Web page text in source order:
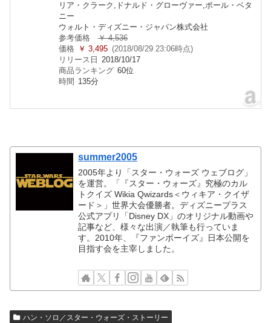
リア・クラーク,ドナルド・グローヴァー,ポール・ベタ
ニー
ウォルト・ディズニー・ジャパン株式会社
参考価格
￥ 4,536
価格
￥ 3,495 (2018/08/29 23:06時点)
リリース日
2018/10/17
商品ランキング 60位
時間
135分
summer2005
2005年より「スター・ウォーズ ウェブログ」
を運営。「『スター・ウォーズ』究極のカル
トクイズ Wikia Qwizards＜ウィキア・クイザ
ード＞」世界大会優勝者。ディズニープラス
公式アプリ「Disney DX」のオリジナル動画や
記事など、様々な出演／執筆も行っていま
す。2010年、『ファンボーイズ』日本公開を
目指す会を主宰しました。
ハン・ソロ／スター・ウォーズ・ストーリー